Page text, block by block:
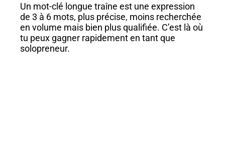
Un mot-clé longue traîne est une expression
de 3 à 6 mots, plus précise, moins recherchée
en volume mais bien plus qualifiée. C’est là où
tu peux gagner rapidement en tant que
solopreneur.